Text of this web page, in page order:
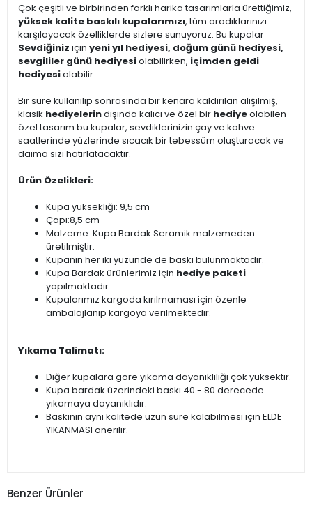
Çok çeşitli ve birbirinden farklı harika tasarımlarla ürettiğimiz,
yüksek kalite baskılı kupalarımızı, tüm aradıklarınızı
karşılayacak özelliklerde sizlere sunuyoruz. Bu kupalar
Sevdiğiniz için yeni yıl hediyesi, doğum günü hediyesi,
sevgililer günü hediyesiolabilirken, içimden geldi
hediyesiolabilir.
Bir süre kullanılıp sonrasında bir kenara kaldırılan alışılmış,
klasik hediyelerindışında kalıcı ve özel bir hediyeolabilen
özel tasarım bu kupalar, sevdiklerinizin çay ve kahve
saatlerinde yüzlerinde sıcacık bir tebessüm oluşturacak ve
daima sizi hatırlatacaktır.
Ürün Özelikleri:
Kupa yüksekliği: 9,5 cm
Çapı:8,5 cm
Malzeme: Kupa Bardak Seramik malzemeden
üretilmiştir.
Kupanın her iki yüzünde de baskı bulunmaktadır.
Kupa Bardak ürünlerimiz için hediye paketi
yapılmaktadır.
Kupalarımız kargoda kırılmaması için özenle
ambalajlanıp kargoya verilmektedir.
Yıkama Talimatı:
Diğer kupalara göre yıkama dayanıklılığı çok yüksektir.
Kupa bardak üzerindeki baskı 40 - 80 derecede
yıkamaya dayanıklıdır.
Baskının aynı kalitede uzun süre kalabilmesi için ELDE
YIKANMASI önerilir.
Benzer Ürünler